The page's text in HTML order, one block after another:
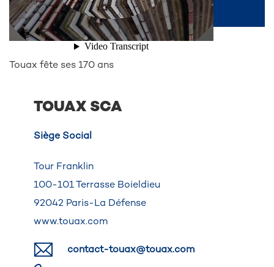
Touax fête ses 170 ans
TOUAX SCA
Siège Social
Tour Franklin
100-101 Terrasse Boieldieu
92042 Paris-La Défense
www.touax.com
contact-touax@touax.com